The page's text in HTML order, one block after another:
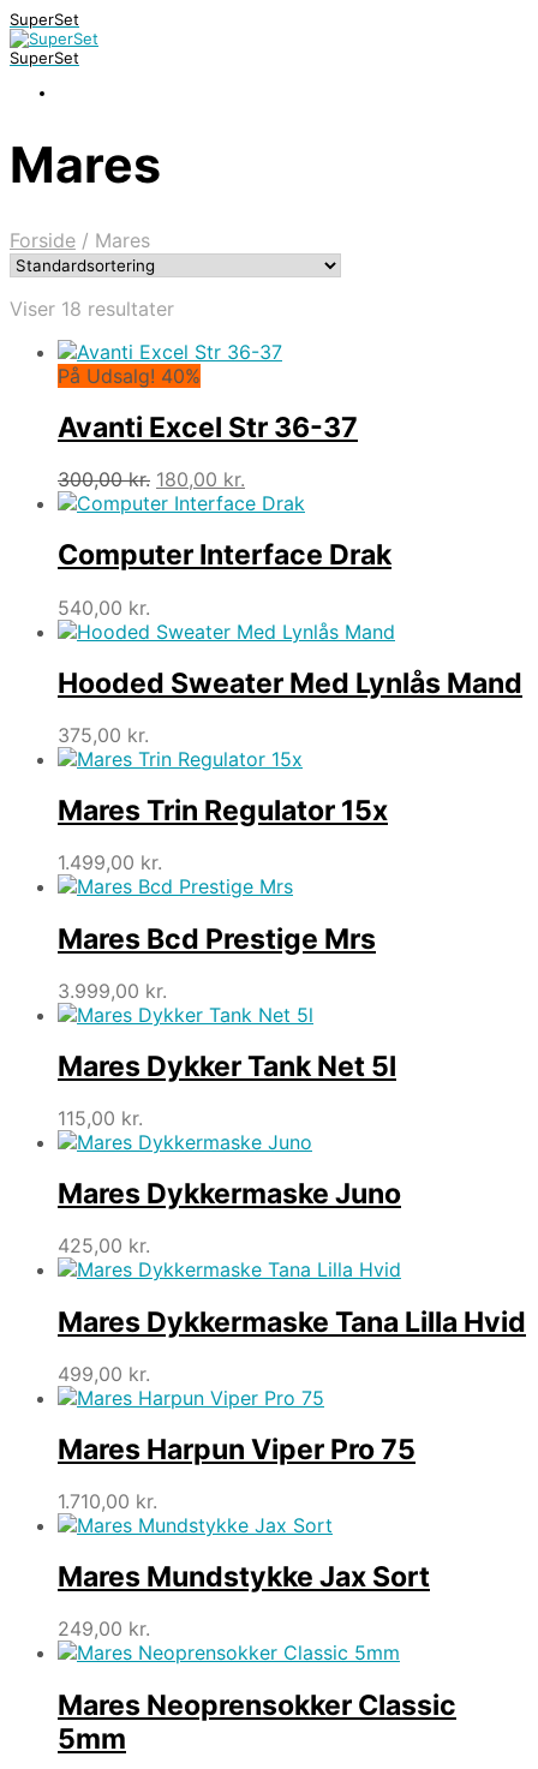
SuperSet
SuperSet
Mares
Forside / Mares
Viser 18 resultater
På Udsalg! 40%
Avanti Excel Str 36-37
300,00kr. Den
oprindelige
var:
300,00 kr..
180,00 kr.
aktuelle
er:
180,00 kr..
Computer Interface Drak
540,00 kr.
Hooded Sweater Med Lynlås Mand
375,00 kr.
Mares Trin Regulator 15x
1.499,00 kr.
Mares Bcd Prestige Mrs
3.999,00 kr.
Mares Dykker Tank Net 5l
115,00 kr.
Mares Dykkermaske Juno
425,00 kr.
Mares Dykkermaske Tana Lilla Hvid
499,00 kr.
Mares Harpun Viper Pro 75
1.710,00 kr.
Mares Mundstykke Jax Sort
249,00 kr.
Mares Neoprensokker Classic
5mm